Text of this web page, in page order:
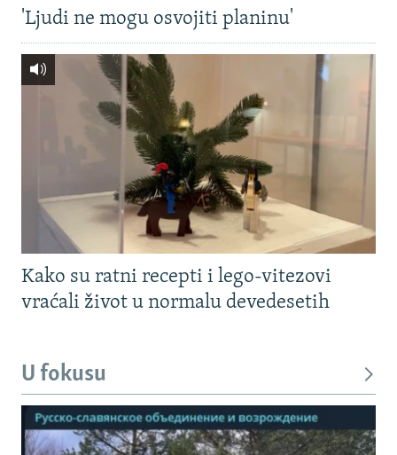
'Ljudi ne mogu osvojiti planinu'
Kako su ratni recepti i lego-vitezovi
vraćali život u normalu devedesetih
U fokusu